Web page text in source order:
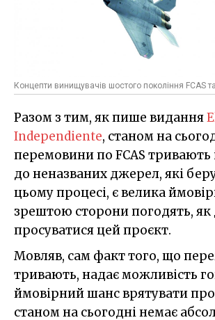
Концепти винищувачів шостого покоління FCAS
Разом з тим, як пише видання
Independiente, станом на
перемовини по FCAS тривають
до неназваних джерел, які
цьому процесі, є велика
зрештою сторони погодять, як
просуватися цей проєкт.
Мовляв, сам факт того, що
тривають, надає можливість
ймовірний шанс врятувати
станом на сьогодні немає